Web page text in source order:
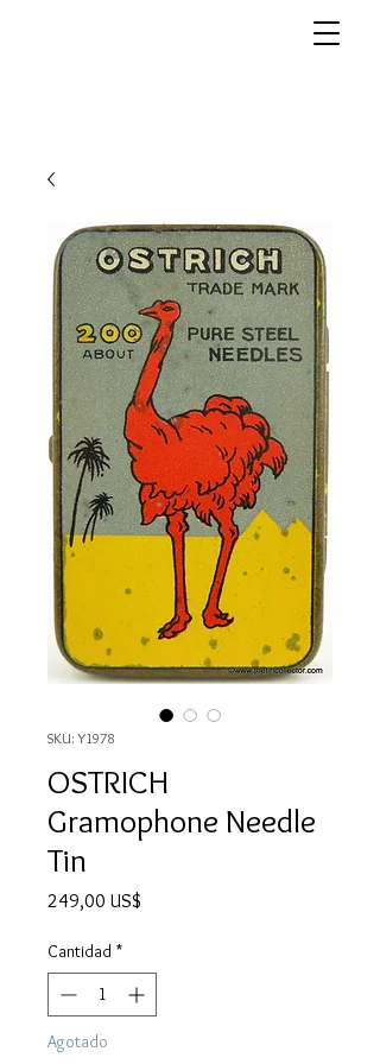
SKU: Y1978
OSTRICH
Gramophone Needle
Tin
249,00 US$
Cantidad *
Agotado